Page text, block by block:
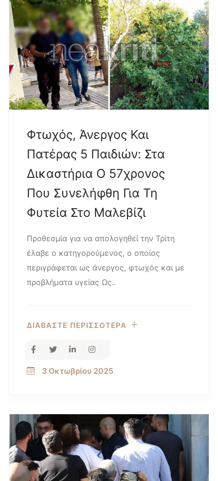
Φτωχός, Άνεργος Και
Πατέρας 5 Παιδιών: Στα
Δικαστήρια Ο 57χρονος
Που Συνελήφθη Για Τη
Φυτεία Στο Μαλεβίζι
Προθεσμία για να απολογηθεί την Τρίτη
έλαβε ο κατηγορούμενος, ο οποίος
περιγράφεται ως άνεργος, φτωχός και με
προβλήματα υγείας Ως..
ΔΙΑΒΑΣΤΕ ΠΕΡΙΣΣΟΤΕΡΑ
3 Οκτωβρίου 2025